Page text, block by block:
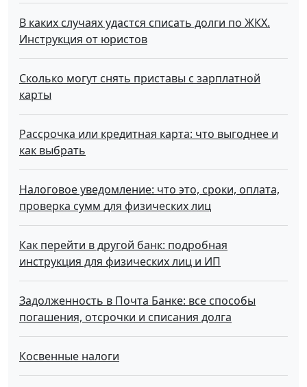
В каких случаях удастся списать долги по ЖКХ.
Инструкция от юристов
Сколько могут снять приставы с зарплатной
карты
Рассрочка или кредитная карта: что выгоднее и
как выбрать
Налоговое уведомление: что это, сроки, оплата,
проверка сумм для физических лиц
Как перейти в другой банк: подробная
инструкция для физических лиц и ИП
Задолженность в Почта Банке: все способы
погашения, отсрочки и списания долга
Косвенные налоги